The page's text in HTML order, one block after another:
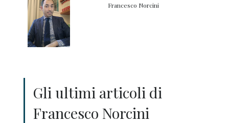
Francesco Norcini
Gli ultimi articoli di
Francesco Norcini